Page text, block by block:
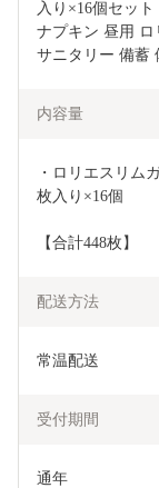
入り×16個セッ
ナプキン 昼用
サニタリー 備蓄
内容量
・ロリエスリム
枚入り×16個
【合計448枚】
配送方法
常温配送
受付期間
通年